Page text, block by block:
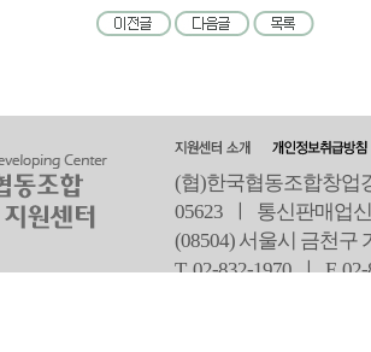
(협)한국협동조합창업
05623 ㅣ 통신판매업
(08504) 서울시 금천구
T 02-832-1970 ㅣF